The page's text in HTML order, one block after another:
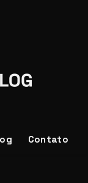
Contato